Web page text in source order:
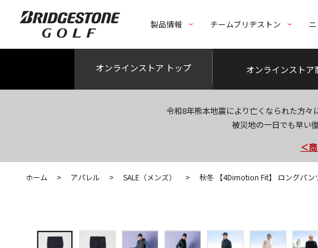
製品情報 チームブリヂストン
オンラインストア トップ オンラインストア
令和8年熊本地震により亡くなられた方々
被災地の一日でも早い
今
＜
ホーム > アパレル > SALE（メンズ） > 秋冬 【4Dimotion Fit】 ロングパン